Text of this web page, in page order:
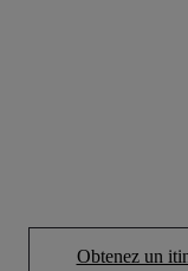
Obtenez un